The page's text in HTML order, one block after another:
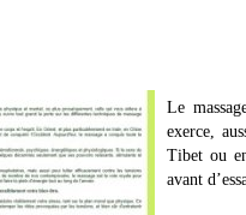
Le
exerce,
Tibet ou
avant